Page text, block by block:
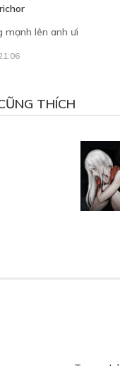
mạnh lên anh ưi
THÍCH